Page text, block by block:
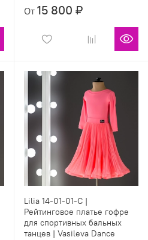
От 15 800 ₽
Lilia 14-01-01-С |
Рейтинговое платье гофре
для спортивных бальных
танцев | Vasileva Dance